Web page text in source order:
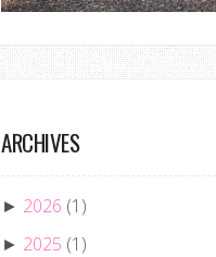
ARCHIVES
► 2026 (1)
► 2025 (1)